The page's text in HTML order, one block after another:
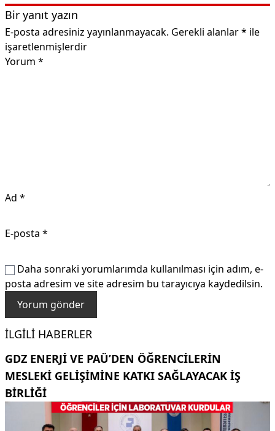
Bir yanıt yazın
E-posta adresiniz yayınlanmayacak. Gerekli alanlar* ile
işaretlenmişlerdir
Yorum *
Ad *
E-posta *
Daha sonraki yorumlarımda kullanılması için adım, e-
posta adresim ve site adresim bu tarayıcıya kaydedilsin.
İLGILI HABERLER
GDZ ENERJI VE PAÜ’DEN ÖĞRENCILERIN
MESLEKI GELIŞIMINE KATKI SAĞLAYACAK IŞ
BIRLIĞI